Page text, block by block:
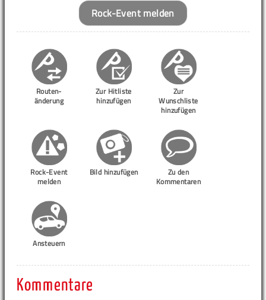
Rock-Event melden
Routen-
änderung
Zur Hitliste
hinzufügen
Zur
Wunschliste
hinzufügen
Rock-Event
melden
Bild hinzufügen
Zu den
Kommentaren
Ansteuern
Kommentare